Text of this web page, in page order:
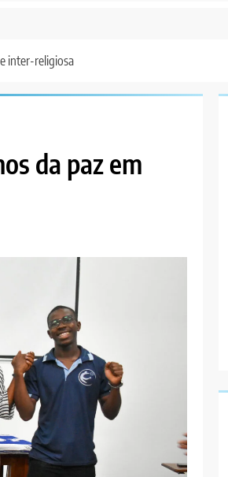
inter-religiosa
da paz em